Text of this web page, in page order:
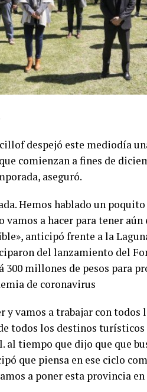
despejó este mediodía
comienzan a fines de
aseguró.
Hemos hablado un
vamos a hacer para tener
anticipó frente a la
del lanzamiento del
millones de pesos para
de coronavirus
y vamos a trabajar con
todos los destinos
al tiempo que dijo que que
que piensa en ese ciclo
a poner esta provincia en